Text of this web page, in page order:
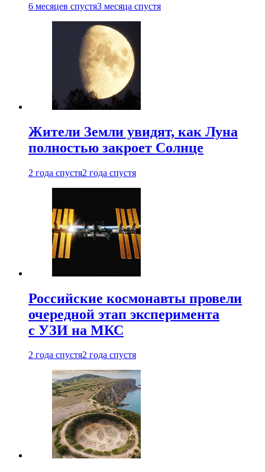
6 месяцев спустя3 месяца спустя
Жители Земли увидят, как Луна
полностью закроет Солнце
2 года спустя2 года спустя
Российские космонавты провели
очередной этап эксперимента
с УЗИ на МКС
2 года спустя2 года спустя